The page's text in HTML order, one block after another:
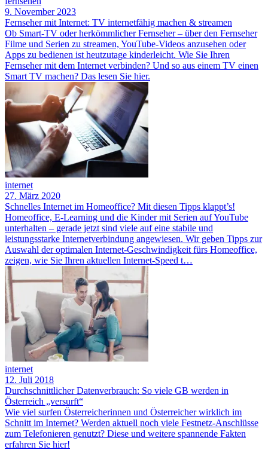
9. November 2023
Fernseher mit Internet: TV internetfähig machen & streamen
Ob Smart-TV oder herkömmlicher Fernseher – über den Fernseher
Filme und Serien zu streamen, YouTube-Videos anzusehen oder
Apps zu bedienen ist heutzutage kinderleicht. Wie Sie Ihren
Fernseher mit dem Internet verbinden? Und so aus einem TV einen
Smart TV machen? Das lesen Sie hier.
internet
27. März 2020
Schnelles Internet im Homeoffice? Mit diesen Tipps klappt’s!
Homeoffice, E-Learning und die Kinder mit Serien auf YouTube
unterhalten – gerade jetzt sind viele auf eine stabile und
leistungsstarke Internetverbindung angewiesen. Wir geben Tipps zur
Auswahl der optimalen Internet-Geschwindigkeit fürs Homeoffice,
zeigen, wie Sie Ihren aktuellen Internet-Speed t…
internet
12. Juli 2018
Durchschnittlicher Datenverbrauch: So viele GB werden in
Österreich „versurft“
Wie viel surfen Österreicherinnen und Österreicher wirklich im
Schnitt im Internet? Werden aktuell noch viele Festnetz-Anschlüsse
zum Telefonieren genutzt? Diese und weitere spannende Fakten
erfahren Sie hier!